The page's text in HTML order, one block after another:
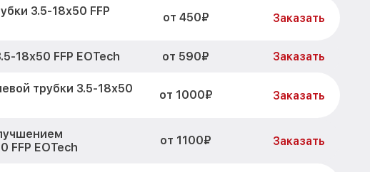
3.5-18x50 FFP
от 450₽ Заказать
18x50 FFP EOTech от 590₽ Заказать
трубки 3.5-18x50
от 1000₽ Заказать
FFP EOTech
от 1100₽ Заказать